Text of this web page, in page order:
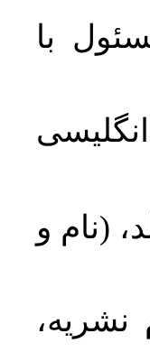
با
(نام و
نشریه،